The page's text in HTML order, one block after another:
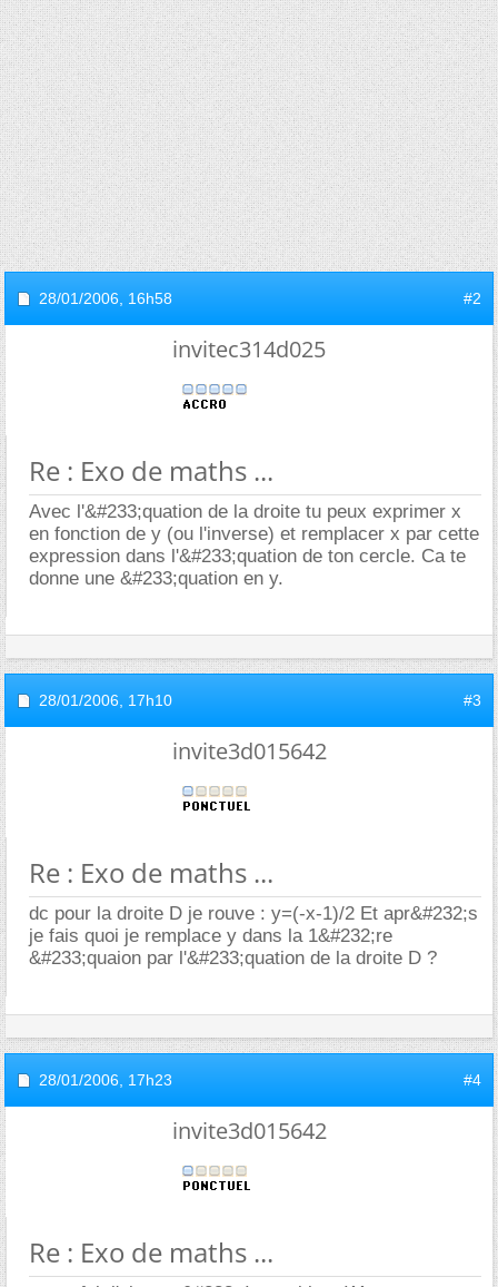
28/01/2006, 16h58 #2
invitec314d025
Re : Exo de maths ...
Avec l'&#233;quation de la droite tu peux exprimer x
en fonction de y (ou l'inverse) et remplacer x par cette
expression dans l'&#233;quation de ton cercle. Ca te
donne une &#233;quation en y.
28/01/2006, 17h10 #3
invite3d015642
Re : Exo de maths ...
dc pour la droite D je rouve : y=(-x-1)/2 Et apr&#232;s
je fais quoi je remplace y dans la 1&#232;re
&#233;quaion par l'&#233;quation de la droite D ?
28/01/2006, 17h23 #4
invite3d015642
Re : Exo de maths ...